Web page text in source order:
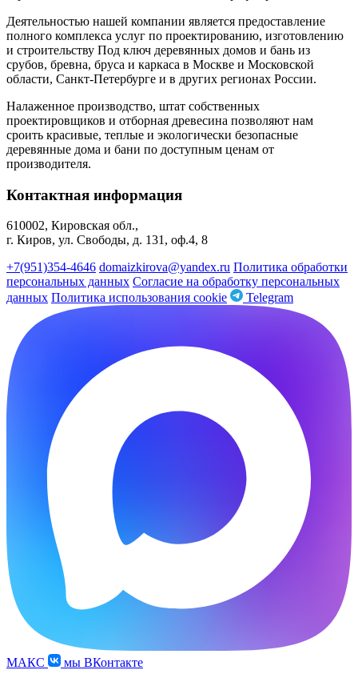
Деятельностью нашей компании является предоставление
полного комплекса услуг по проектированию, изготовлению
и строительству Под ключ деревянных домов и бань из
срубов, бревна, бруса и каркаса в Москве и Московской
области, Санкт-Петербурге и в других регионах России.
Налаженное производство, штат собственных
проектировщиков и отборная древесина позволяют нам
сроить красивые, теплые и экологически безопасные
деревянные дома и бани по доступным ценам от
производителя.
Контактная информация
610002, Кировская обл.,
г. Киров, ул. Свободы, д. 131, оф.4, 8
+7(951)354-4646 domaizkirova@yandex.ru Политика обработки
персональных данных Согласие на обработку персональных
данных Политика использования cookie Telegram
МАКС мы ВКонтакте